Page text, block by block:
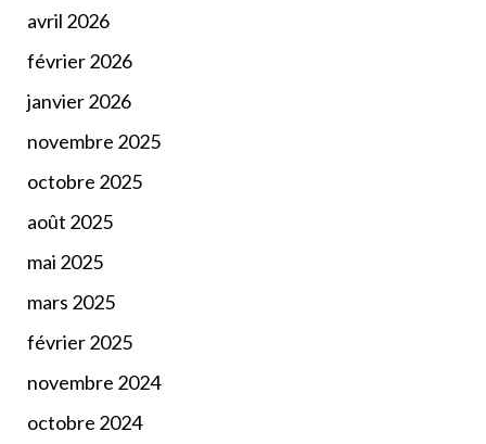
avril 2026
février 2026
janvier 2026
novembre 2025
octobre 2025
août 2025
mai 2025
mars 2025
février 2025
novembre 2024
octobre 2024